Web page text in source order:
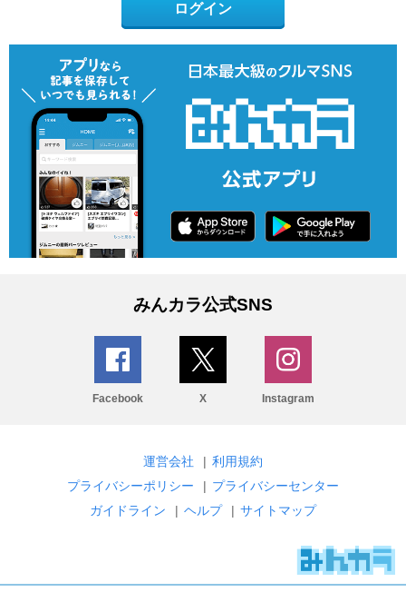
ログイン
みんカラ公式SNS
Facebook X Instagram
運営会社 | 利用規約
プライバシーポリシー
| プライバシーセンター
ガイドライン
| ヘルプ | サイトマップ